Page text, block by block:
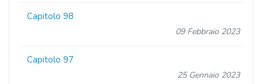
Capitolo 98
09 Febbraio 2023
Capitolo 97
25 Gennaio 2023